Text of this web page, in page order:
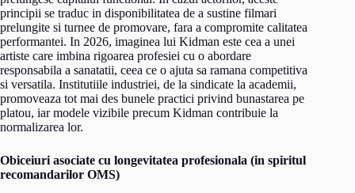
principii se traduc in disponibilitatea de a sustine filmari
prelungite si turnee de promovare, fara a compromite calitatea
performantei. In 2026, imaginea lui Kidman este cea a unei
artiste care imbina rigoarea profesiei cu o abordare
responsabila a sanatatii, ceea ce o ajuta sa ramana competitiva
si versatila. Institutiile industriei, de la sindicate la academii,
promoveaza tot mai des bunele practici privind bunastarea pe
platou, iar modele vizibile precum Kidman contribuie la
normalizarea lor.
Obiceiuri asociate cu longevitatea profesionala (in spiritul
recomandarilor OMS)